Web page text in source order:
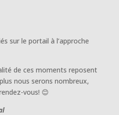
sur le portail à l’approche
de ces moments reposent
nous serons nombreux,
vous! 😊